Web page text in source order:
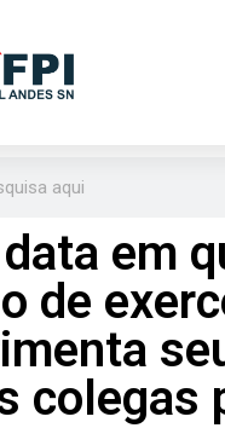
em
de
colegas